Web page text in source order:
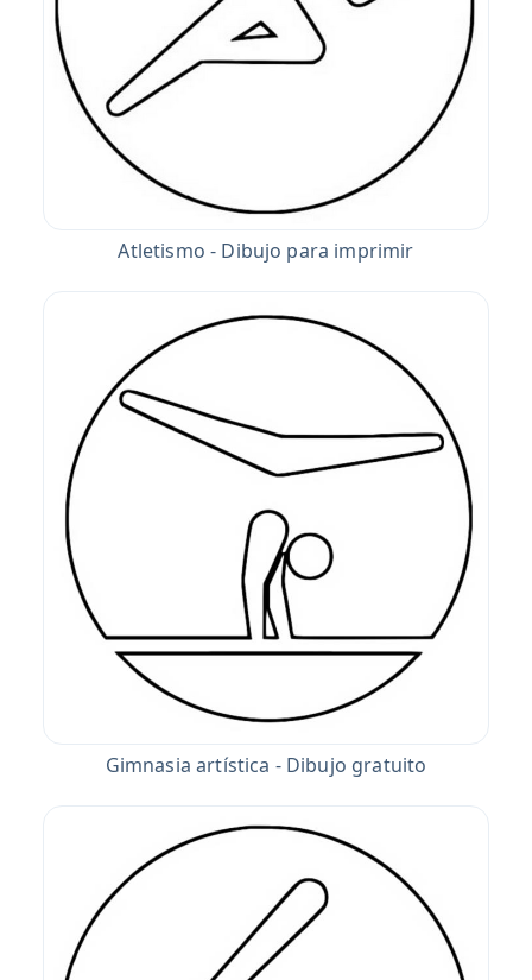
Atletismo - Dibujo para imprimir
Gimnasia artística - Dibujo gratuito